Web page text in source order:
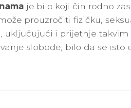
je bilo koji čin rodno
prouzročiti fizičku,
uključujući i prijetnje
slobode, bilo da se